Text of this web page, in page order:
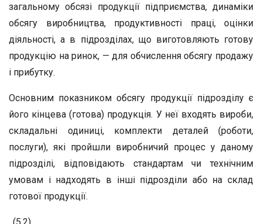
загальному обсязі продукції підприємства, динаміки
обсягу виробництва, продуктивності праці, оцінки
діяльності, а в підрозділах, що виготовляють готову
продукцію на ринок, — для обчислення обсягу продажу
і прибутку.
Основним показником обсягу продукції підрозділу є
його кінцева (готова) продукція. У неї входять вироби,
складальні одиниці, комплекти деталей (роботи,
послуги), які пройшли виробничий процес у даному
підрозділі, відповідають стандартам чи технічним
умовам і надходять в інші підрозділи або на склад
готової продукції.